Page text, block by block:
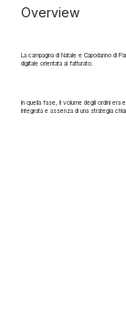
Overview
La campagna di Natale e Capodanno di
digitale orientata al fatturato.
In quella fase, il volume degli ordini era
integrata e assenza di una strategia